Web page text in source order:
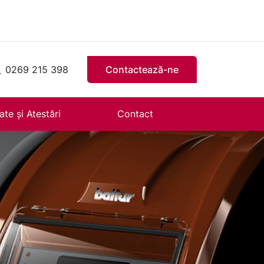
0269 215 398 Contactează-ne
și Atestări Contact